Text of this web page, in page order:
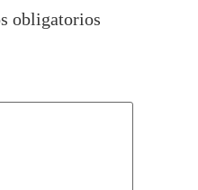
obligatorios